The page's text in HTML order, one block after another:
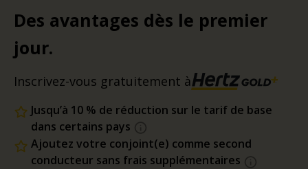
Des avantages dès le premier
jour.
Inscrivez-vous gratuitement à
Jusqu’à 10 % de réduction sur le tarif de base
dans certains pays
Ajoutez votre conjoint(e) comme second
conducteur sans frais supplémentaires